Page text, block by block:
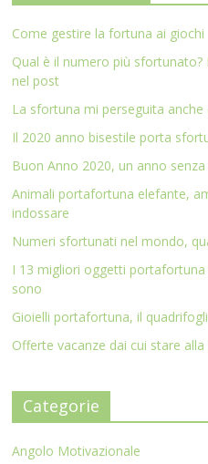
Come gestire la fortuna ai giochi
Qual è il numero più sfortunato?
nel post
La sfortuna mi perseguita anche
Il 2020 anno bisestile porta
Buon Anno 2020, un anno
Animali portafortuna elefante,
indossare
Numeri sfortunati nel mondo,
I 13 migliori oggetti portafortuna
sono
Gioielli portafortuna, il
Offerte vacanze dai cui stare alla
Categorie
Angolo Motivazionale